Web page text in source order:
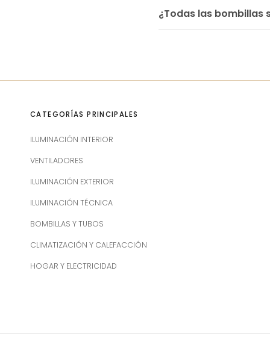
¿Todas las bombillas
CATEGORÍAS PRINCIPALES
ILUMINACIÓN INTERIOR
VENTILADORES
ILUMINACIÓN EXTERIOR
ILUMINACIÓN TÉCNICA
BOMBILLAS Y TUBOS
CLIMATIZACIÓN Y CALEFACCIÓN
HOGAR Y ELECTRICIDAD